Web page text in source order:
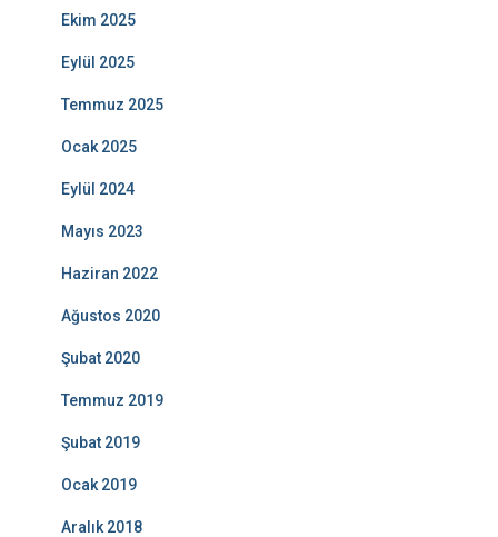
Ekim 2025
Eylül 2025
Temmuz 2025
Ocak 2025
Eylül 2024
Mayıs 2023
Haziran 2022
Ağustos 2020
Şubat 2020
Temmuz 2019
Şubat 2019
Ocak 2019
Aralık 2018